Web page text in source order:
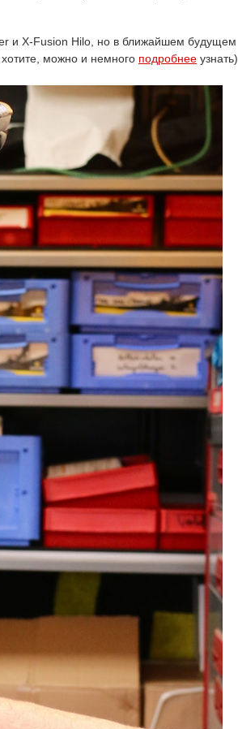
и X-Fusion Hilo, но в ближайшем будущем
можно и немного подробнее узнать)